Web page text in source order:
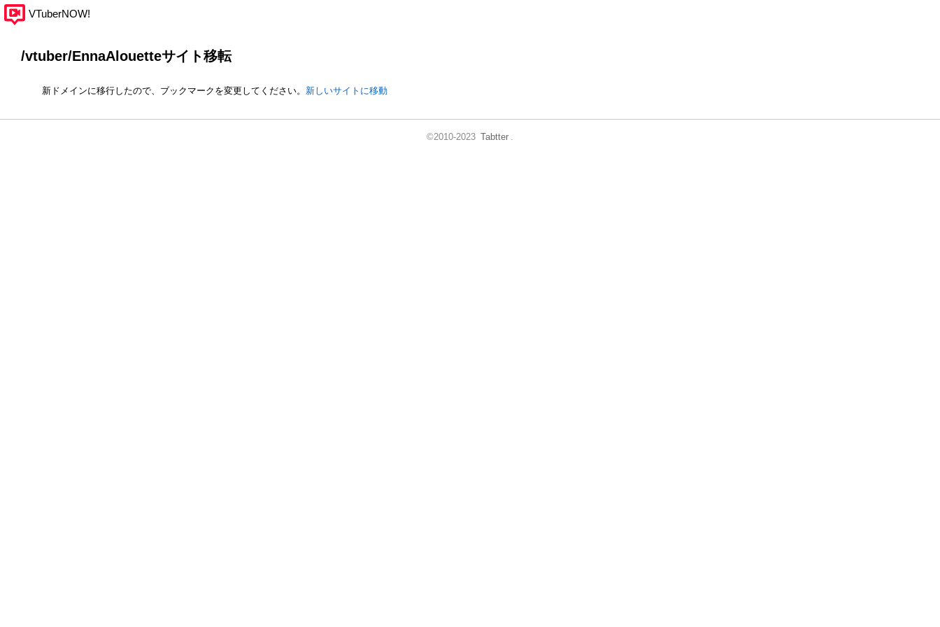
VTuberNOW!
/vtuber/EnnaAlouetteサイト移転
新ドメインに移行したので、ブックマークを変更してください。 新しいサイトに移動
©2010-2023 Tabtter .